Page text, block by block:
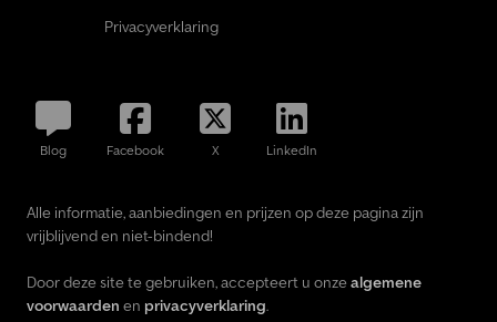
Privacyverklaring
Blog Facebook X LinkedIn
Alle informatie, aanbiedingen en prijzen op deze pagina zijn
vrijblijvend en niet-bindend!
Door deze site te gebruiken, accepteert u onze algemene
voorwaarden en privacyverklaring.